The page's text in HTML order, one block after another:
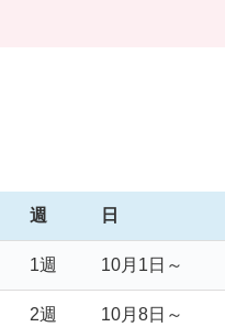
週 日
1週 10月1日～
2週 10月8日～